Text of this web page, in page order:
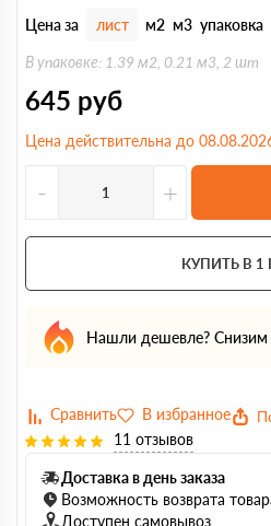
Цена за лист м2 м3 упаковка
В упаковке: 1.39 м2, 0.21 м3, 2 шт
645 руб
Цена действительна до
- +
КУПИТЬ В 1
Нашли дешевле? Снизим
11 отзывов
Доставка в день заказа
Возможность возврата
Доступен самовывоз